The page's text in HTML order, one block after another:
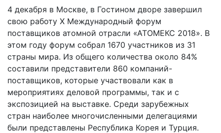
11.12.2018
4 декабря в Москве, в Гостином дворе завершил
свою работу X Международный форум
поставщиков атомной отрасли «АТОМЕКС 2018». В
этом году форум собрал 1670 участников из 31
страны мира. Из общего количества около 84%
составили представители 860 компаний-
поставщиков, которые участвовали как в
мероприятиях деловой программы, так и с
экспозицией на выставке. Среди зарубежных
стран наиболее многочисленными делегациями
были представлены Республика Корея и Турция.